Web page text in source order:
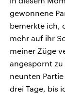
gewonnene
bemerkte ich,
mehr auf ihr
meiner Züge
angespornt
neunten
drei Tage, bis